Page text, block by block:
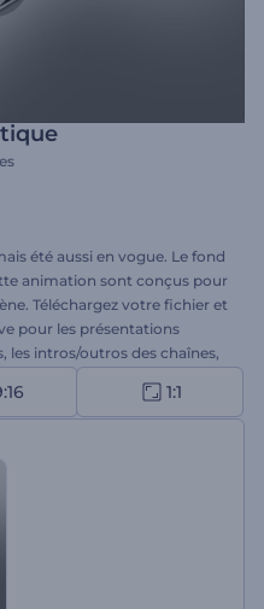
été aussi en vogue. Le fond
animation sont conçus pour
Téléchargez votre fichier et
pour les présentations
les intros/outros des chaînes,
de logo plastique sans plus
1:1